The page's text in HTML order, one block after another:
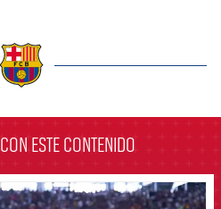
CON ESTE CONTENIDO
FCB Barcelona badge